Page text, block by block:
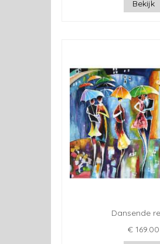
Bekijk
Dansende
€ 169.00